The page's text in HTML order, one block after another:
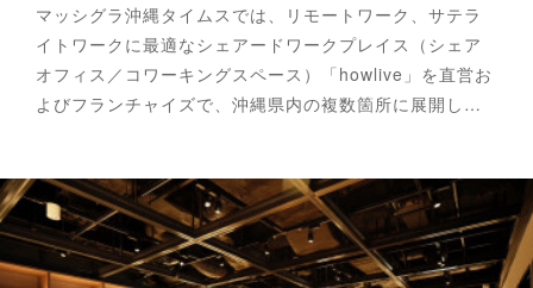
マッシグラ沖縄タイムスでは、リモートワーク、サテラ
イトワークに最適なシェアードワークプレイス（シェア
オフィス／コワーキングスペース）「howlive」を直営お
よびフランチャイズで、沖縄県内の複数箇所に展開し…